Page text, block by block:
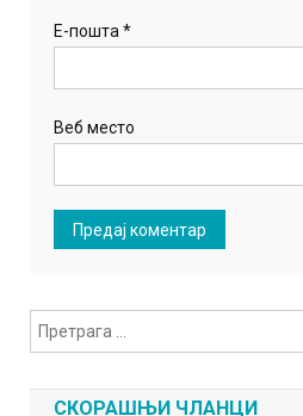
Е-пошта*
Веб место
СКОРАШЊИ ЧЛАНЦИ